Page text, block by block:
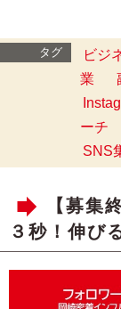
タグ ビジ
業
ーチ
SNS
【募集
３秒！伸び